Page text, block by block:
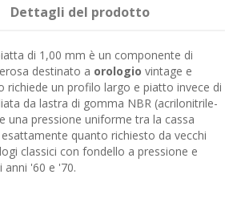
Dettagli del prodotto
di 1,00 mm è un componente di
destinato a orologio vintage e
richiede un profilo largo e piatto invece di
da lastra di gomma NBR (acrilonitrile-
una pressione uniforme tra la cassa
quanto richiesto da vecchi
classici con fondello a pressione e
anni '60 e '70.